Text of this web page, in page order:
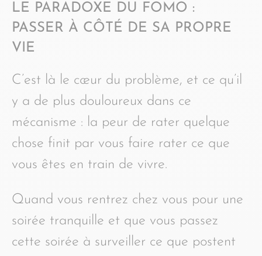
LE PARADOXE DU FOMO :
PASSER À CÔTÉ DE SA PROPRE
VIE
C’est là le cœur du problème, et ce qu’il
y a de plus douloureux dans ce
mécanisme : la peur de rater quelque
chose finit par vous faire rater ce que
vous êtes en train de vivre.
Quand vous rentrez chez vous pour une
soirée tranquille et que vous passez
cette soirée à surveiller ce que postent